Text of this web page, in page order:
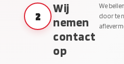
2
Wij
nemen
contact
op
We
door te